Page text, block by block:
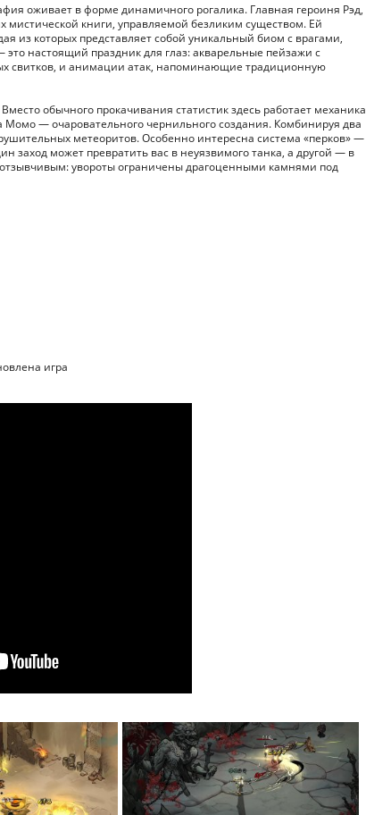
оживает в форме динамичного рогалика. Главная героиня Рэд,
книги, управляемой безликим существом. Ей
из которых представляет собой уникальный биом с врагами,
настоящий праздник для глаз: акварельные пейзажи с
свитков, и анимации атак, напоминающие традиционную
обычного прокачивания статистик здесь работает механика
— очаровательного чернильного создания. Комбинируя два
метеоритов. Особенно интересна система «перков» —
может превратить вас в неуязвимого танка, а другой — в
увороты ограничены драгоценными камнями под
игра